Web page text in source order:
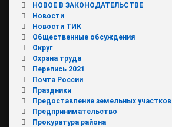
НОВОЕ В ЗАКОНОДАТЕЛЬСТВЕ
Новости
Новости ТИК
Общественные обсуждения
Округ
Охрана труда
Перепись 2021
Почта России
Праздники
Предоставление земельных участков
Предпринимательство
Прокуратура района